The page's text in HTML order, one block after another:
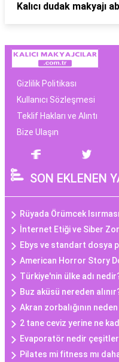
Kalıcı dudak makyajı
Gizlilik Politikası
Kullanıcı Sözleşmesi
Teklif Hakları ve Alıntı
Bize Ulaşın
SON EKLENEN
Rüyada Örümcek
İnternet Etiği ve Siber
Ebys ve standart dosya
American Horror Story
Türkiye'nin ülke adı
Buz aküsü nereden
Akran zorbalığının
2 tane ceviz yerine ne
Evaporatör nedir
Pilates mi fitness mı